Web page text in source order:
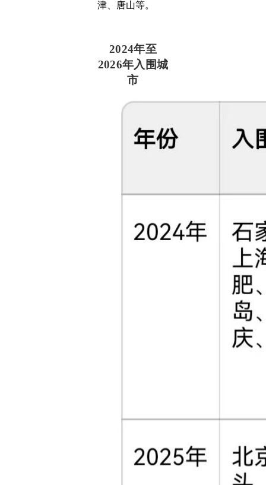
津、唐山等。
2024年至
2026年入围城
市